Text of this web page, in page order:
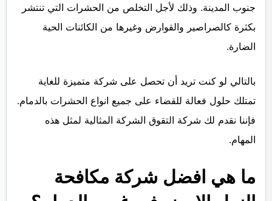
جنوب المدينة. وذلك لأجل التخلص من الحشرات التي تنتشر
بكثرة كالصراصير والقوارض وغيرها من الكائنات الحية
الضارة.
بالتالي لو كنت تريد أن تحصل على شركة متميزة للغاية
تمتلك حلول فعالة للقضاء على جميع انواع الحشرات بالدمام.
فإننا نقدم لك شركة التقوق الشركة المثالية لمثل هذه
المهام.
ما هي افضل شركة مكافحة